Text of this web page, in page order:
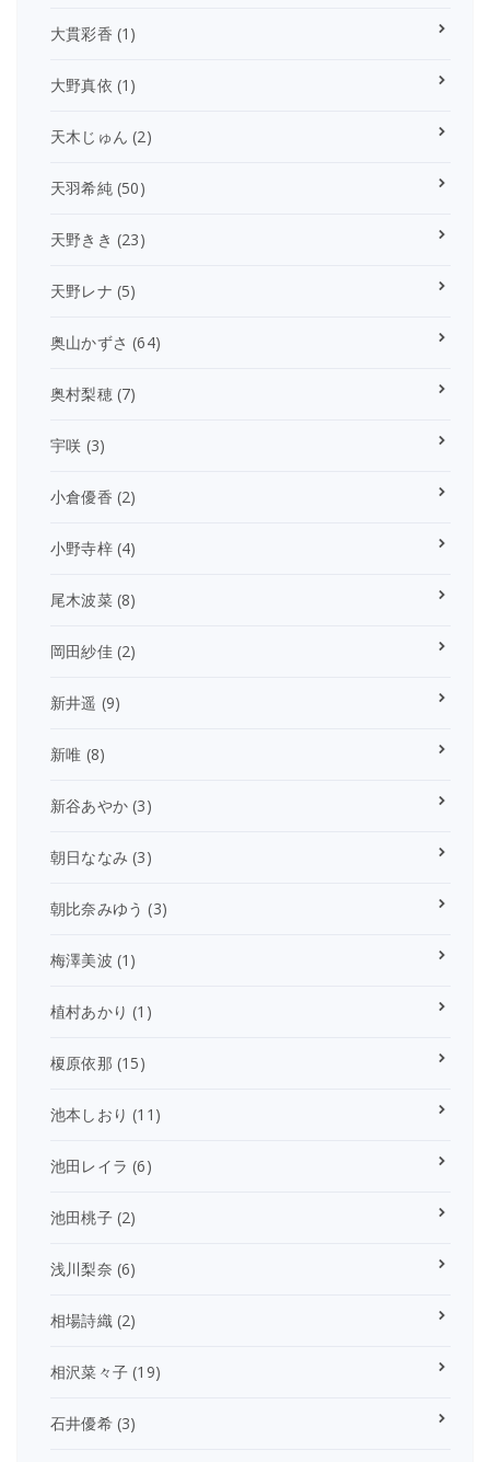
大貫彩香 (1)
大野真依 (1)
天木じゅん (2)
天羽希純(50)
天野きき (23)
天野レナ (5)
奥山かずさ (64)
奥村梨穂(7)
宇咲 (3)
小倉優香 (2)
小野寺梓(4)
尾木波菜(8)
岡田紗佳(2)
新井遥 (9)
新唯 (8)
新谷あやか (3)
朝日ななみ (3)
朝比奈みゆう (3)
梅澤美波 (1)
植村あかり (1)
榎原依那 (15)
池本しおり (11)
池田レイラ (6)
池田桃子(2)
浅川梨奈 (6)
相場詩織 (2)
相沢菜々子 (19)
石井優希(3)